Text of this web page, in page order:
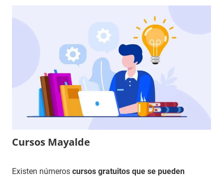
Cursos Mayalde
1
Maria
Cursos
Existen números cursos gratuitos que se pueden